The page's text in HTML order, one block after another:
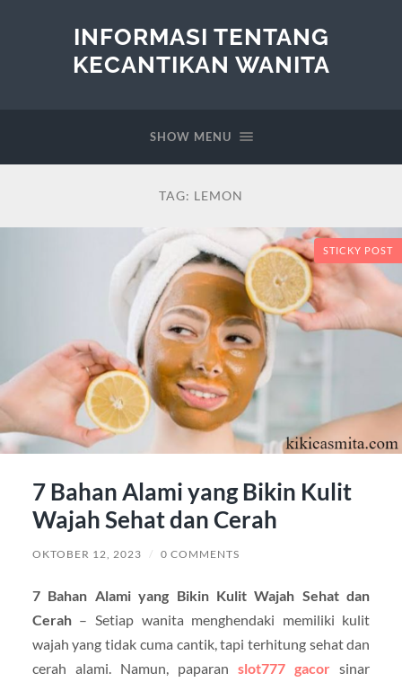
INFORMASI TENTANG
KECANTIKAN WANITA
SHOW MENU
TAG: LEMON
STICKY POST
7 Bahan Alami yang Bikin Kulit
Wajah Sehat dan Cerah
OKTOBER 12, 2023 / 0 COMMENTS
7 Bahan Alami yang Bikin Kulit Wajah Sehat dan
Cerah– Setiap wanita menghendaki memiliki kulit
wajah yang tidak cuma cantik, tapi terhitung sehat dan
cerah alami. Namun, paparanslot777 gacor sinar